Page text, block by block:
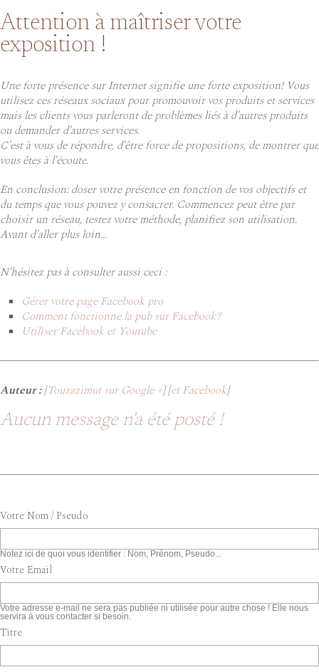
Attention à maîtriser votre
exposition !
Une forte présence sur Internet signifie une forte exposition! Vous
utilisez ces réseaux sociaux pour promouvoir vos produits et services
mais les clients vous parleront de problèmes liés à d'autres produits
ou demander d'autres services.
C'est à vous de répondre, d'être force de propositions, de montrer que
vous êtes à l'écoute.
En conclusion: doser votre présence en fonction de vos objectifs et
du temps que vous pouvez y consacrer. Commencez peut être par
choisir un réseau, testez votre méthode, planifiez son utilisation.
Avant d'aller plus loin...
N'hésitez pas à consulter aussi ceci :
Gérer votre page Facebook pro
Comment fonctionne la pub sur Facebook?
Utiliser Facebook et Youtube
Auteur :[Touzazimut sur Google +] [et Facebook]
Aucun message n'a été posté !
Votre Nom / Pseudo
Notez ici de quoi vous identifier : Nom, Prénom, Pseudo...
Votre Email
Votre adresse e-mail ne sera pas publiée ni utilisée pour autre chose ! Elle nous
servira à vous contacter si besoin.
Titre